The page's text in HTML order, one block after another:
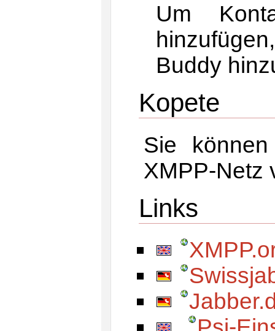
Um
Buddy
Kopete
Sie
XMPP-Netz
Links